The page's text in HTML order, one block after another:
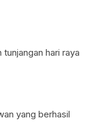
hari raya
yang berhasil